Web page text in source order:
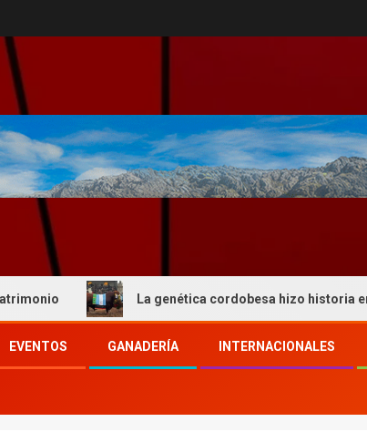
La genética cordobesa hizo historia en
EVENTOS GANADERÍA INTERNACIONALES